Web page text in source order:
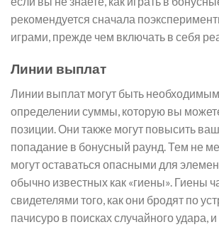
рекомендуется сначала
играми, прежде чем включать в себя
Линии выплат
Линии выплат могут быть
определении суммы, которую вы
позиции. Они также могут повысить
попадание в бонусный раунд. Тем не
могут оставаться опасными для
обычно известных как «гиены». Гиены
свидетелями того, как они бродят по
пачисуро в поисках случайного удара,